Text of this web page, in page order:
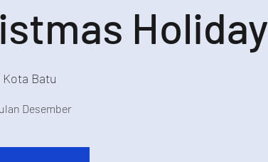
Holiday
Kota Batu
Desember